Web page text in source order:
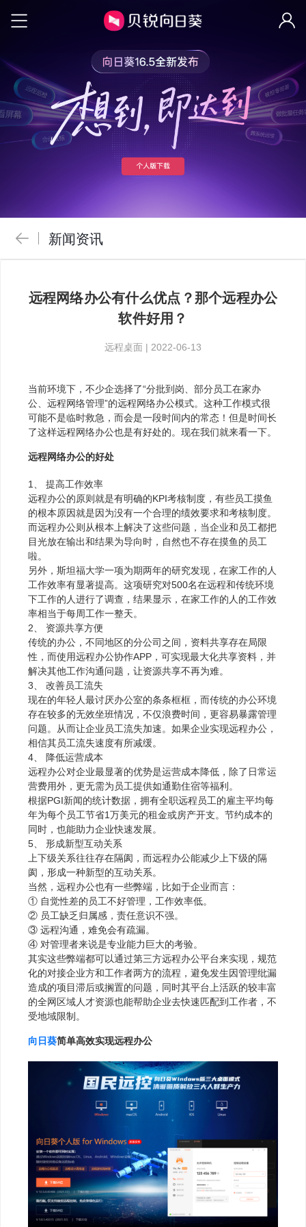
新闻资讯
远程网络办公有什么优点？那个远程办公
软件好用？
远程桌面 | 2022-06-13
当前环境下，不少企选择了“分批到岗、部分员工在家办
公、远程网络管理”的远程网络办公模式。这种工作模式很
可能不是临时救急，而会是一段时间内的常态！但是时间长
了这样远程网络办公也是有好处的。现在我们就来看一下。
远程网络办公的好处
1、 提高工作效率
远程办公的原则就是有明确的KPI考核制度，有些员工摸鱼
的根本原因就是因为没有一个合理的绩效要求和考核制度。
而远程办公则从根本上解决了这些问题，当企业和员工都把
目光放在输出和结果为导向时，自然也不存在摸鱼的员工
啦。
另外，斯坦福大学一项为期两年的研究发现，在家工作的人
工作效率有显著提高。这项研究对500名在远程和传统环境
下工作的人进行了调查，结果显示，在家工作的人的工作效
率相当于每周工作一整天。
2、 资源共享方便
传统的办公，不同地区的分公司之间，资料共享存在局限
性，而使用远程办公协作APP，可实现最大化共享资料，并
解决其他工作沟通问题，让资源共享不再为难。
3、 改善员工流失
现在的年轻人最讨厌办公室的条条框框，而传统的办公环境
存在较多的无效坐班情况，不仅浪费时间，更容易暴露管理
问题。从而让企业员工流失加速。如果企业实现远程办公，
相信其员工流失速度有所减缓。
4、 降低运营成本
远程办公对企业最显著的优势是运营成本降低，除了日常运
营费用外，更无需为员工提供如通勤住宿等福利。
根据PGI新闻的统计数据，拥有全职远程员工的雇主平均每
年为每个员工节省1万美元的租金或房产开支。节约成本的
同时，也能助力企业快速发展。
5、 形成新型互动关系
上下级关系往往存在隔阂，而远程办公能减少上下级的隔
阂，形成一种新型的互动关系。
当然，远程办公也有一些弊端，比如于企业而言：
① 自觉性差的员工不好管理，工作效率低。
② 员工缺乏归属感，责任意识不强。
③ 远程沟通，难免会有疏漏。
④ 对管理者来说是专业能力巨大的考验。
其实这些弊端都可以通过第三方远程办公平台来实现，规范
化的对接企业方和工作者两方的流程，避免发生因管理纰漏
造成的项目滞后或搁置的问题，同时其平台上活跃的较丰富
的全网区域人才资源也能帮助企业去快速匹配到工作者，不
受地域限制。
向日葵简单高效实现远程办公